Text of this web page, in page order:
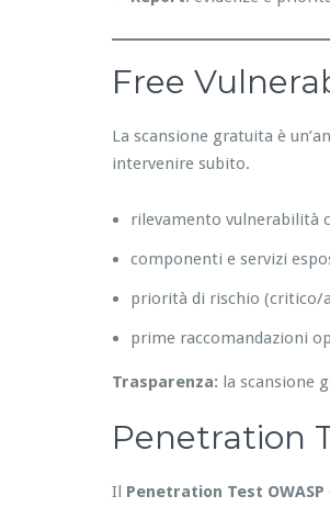
Free
La scansione gratuita è
intervenire subito.
rilevamento vulnerabilità
componenti e servizi
priorità di rischio (critico/
prime raccomandazioni
Trasparenza: la scansione
Penetration
Il Penetration Test OWASP